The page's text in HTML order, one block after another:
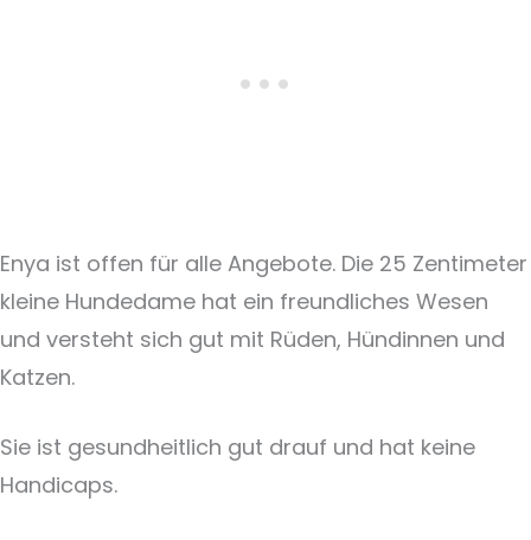
Enya ist offen für alle Angebote. Die 25 Zentimeter
kleine Hundedame hat ein freundliches Wesen
und versteht sich gut mit Rüden, Hündinnen und
Katzen.
Sie ist gesundheitlich gut drauf und hat keine
Handicaps.